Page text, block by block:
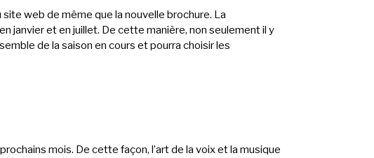
web de même que la nouvelle brochure. La
janvier et en juillet. De cette manière, non seulement il y
de la saison en cours et pourra choisir les
mois. De cette façon, l’art de la voix et la musique